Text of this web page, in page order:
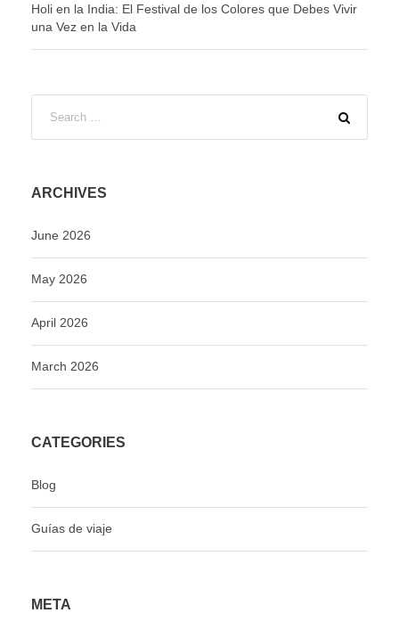
Holi en la India: El Festival de los Colores que Debes Vivir
una Vez en la Vida
ARCHIVES
June 2026
May 2026
April 2026
March 2026
CATEGORIES
Blog
Guías de viaje
META